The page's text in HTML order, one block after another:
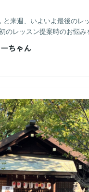
来週、いよいよ最後のレ
のレッスン提案時のお悩
ちゃん